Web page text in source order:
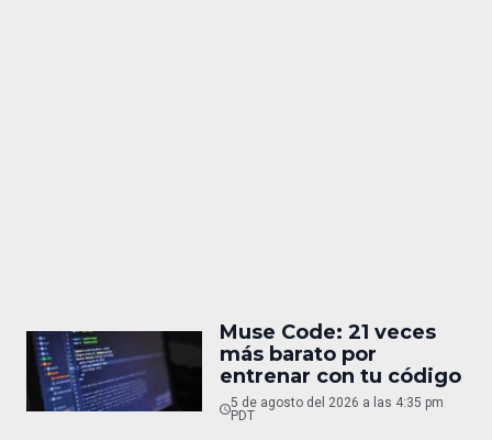
Muse Code: 21 veces
más barato por
entrenar con tu código
5 de agosto del 2026 a las 4:35 pm
PDT